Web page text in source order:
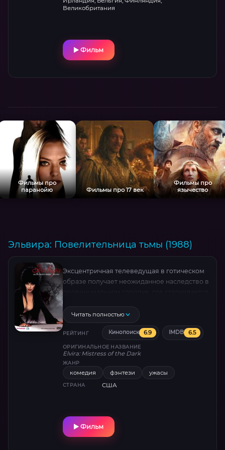
Великобритания
Фильм
Фильмы про
паранойю
Фильмы про 17 век
Фильмы про
язычество
Эльвира: Повелительница тьмы (1988)
Эксцентричная телеведущая в готическом
образе получает неожиданное наследство в
книгой, способной изменить её жизнь.
Сарказм, магия и бунт против ханжества — в
культовой комедии 80-х с Кассандрой
Петерсон, чей образ стал символом эпохи .
Читать полностью
РЕЙТИНГ Кинопоиск 6.9 IMDB 6.5
ОРИГИНАЛЬНОЕ НАЗВАНИЕ
Elvira: Mistress of the Dark
ЖАНР
комедия фэнтези ужасы
СТРАНА США
Фильм